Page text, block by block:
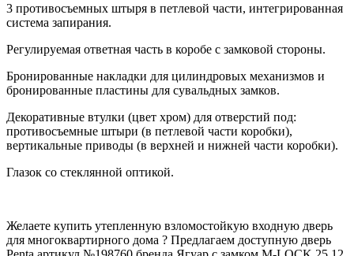
3 противосъемных штыря в петлевой части, интегрированная
система запирания.
Регулируемая ответная часть в коробе с замковой стороны.
Бронированные накладки для цилиндровых механизмов и
бронированные пластины для сувальдных замков.
Декоративные втулки (цвет хром) для отверстий под:
противосъемные штыри (в петлевой части коробки),
вертикальные приводы (в верхней и нижней части коробки).
Глазок со стеклянной оптикой.
Желаете купить утепленную взломостойкую входную дверь
для многоквартирного дома ? Предлагаем доступную дверь